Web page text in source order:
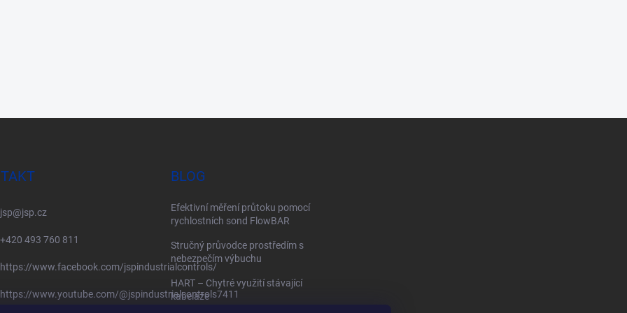
jsp@jsp.cz
+420 493 760 811
https://www.facebook.com/jspindustrialcontrols/
https://www.youtube.com/@jspindustrialcontrols7411
BLOG
Efektivní měření průtoku pomocí
rychlostních sond FlowBAR
Stručný průvodce prostředím s
nebezpečím výbuchu
HART – Chytré využití stávající
kabeláže